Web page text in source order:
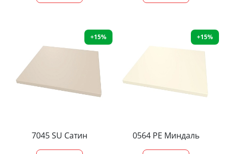
+15%
7045 SU Сатин
+15%
0564 PE Миндаль